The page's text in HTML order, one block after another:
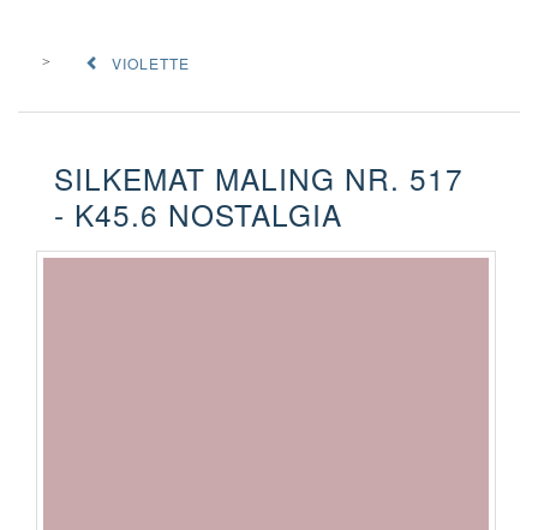
VIOLETTE
SILKEMAT MALING NR. 517
- K45.6 NOSTALGIA